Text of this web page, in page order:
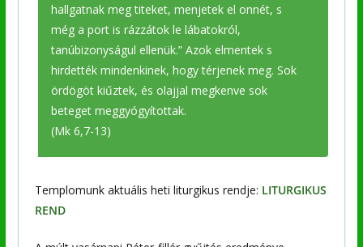
hallgatnak meg titeket, menjetek el onnét, s
még a port is rázzátok le lábatokról,
tanúbizonyságul ellenük.” Azok elmentek s
hirdették mindenkinek, hogy térjenek meg. Sok
ördögöt kiűztek, és olajjal megkenve sok
beteget meggyógyítottak.
(Mk 6,7-13)
Templomunk aktuális heti liturgikus rendje: LITURGIKUS
REND